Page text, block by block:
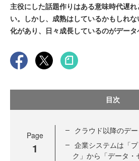
主役にした話題作りはある意味時代遅
い。しかし、成熟はしているかもしれ
化があり、日々成長しているのがデータ
目次
Page
1
クラウド以降のデ
企業システムは「
ク」から「データ